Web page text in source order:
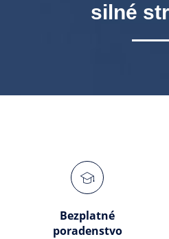
silné
Bezplatné
poradenstvo